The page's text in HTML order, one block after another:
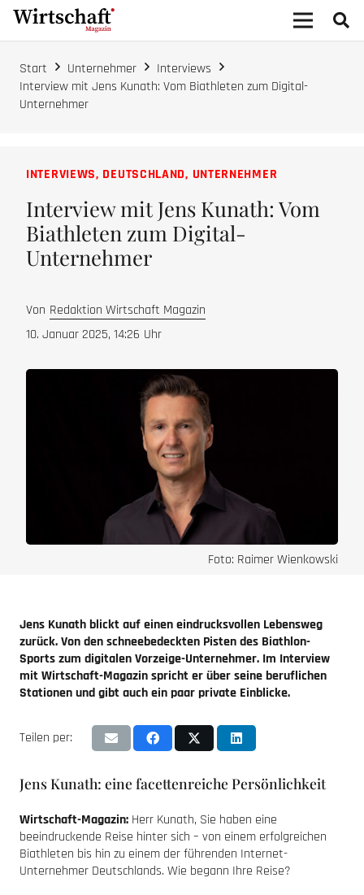
Start Unternehmer
Interviews
Interview mit Jens Kunath: Vom Biathleten zum Digital-
Unternehmer
INTERVIEWS, DEUTSCHLAND, UNTERNEHMER
Interview mit Jens Kunath: Vom
Biathleten zum Digital-
Unternehmer
Von Redaktion Wirtschaft Magazin
10. Januar 2025, 14:26 Uhr
Foto: Raimer Wienkowski
Jens Kunath blickt auf einen eindrucksvollen Lebensweg
zurück. Von den schneebedeckten Pisten des Biathlon-
Sports zum digitalen Vorzeige-Unternehmer. Im Interview
mit Wirtschaft-Magazin spricht er über seine beruflichen
Stationen und gibt auch ein paar private Einblicke.
Teilen per:
Jens Kunath: eine facettenreiche Persönlichkeit
Wirtschaft-Magazin: Herr Kunath, Sie haben eine
beeindruckende Reise hinter sich – von einem erfolgreichen
Biathleten bis hin zu einem der führenden Internet-
Unternehmer Deutschlands. Wie begann Ihre Reise?